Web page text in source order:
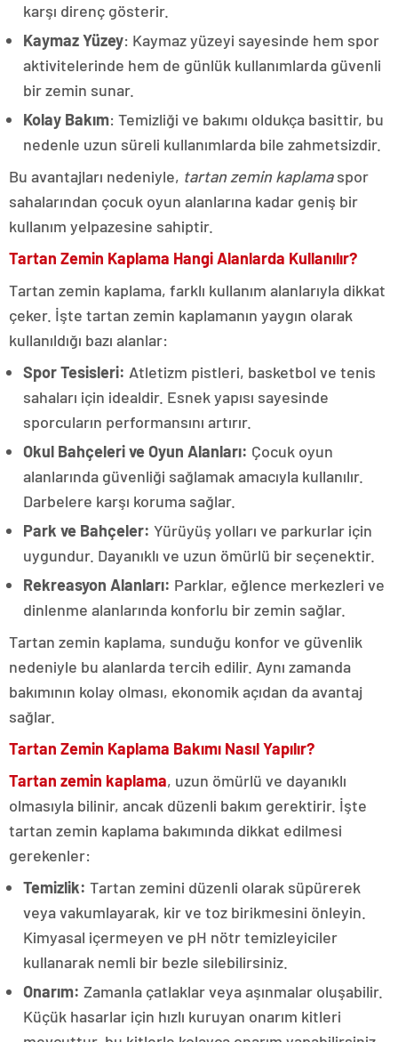
karşı direnç gösterir.
Kaymaz Yüzey: Kaymaz yüzeyi sayesinde hem spor
aktivitelerinde hem de günlük kullanımlarda güvenli
bir zemin sunar.
Kolay Bakım: Temizliği ve bakımı oldukça basittir, bu
nedenle uzun süreli kullanımlarda bile zahmetsizdir.
Bu avantajları nedeniyle, tartan zemin kaplamaspor
sahalarından çocuk oyun alanlarına kadar geniş bir
kullanım yelpazesine sahiptir.
Tartan Zemin Kaplama Hangi Alanlarda Kullanılır?
Tartan zemin kaplama, farklı kullanım alanlarıyla dikkat
çeker. İşte tartan zemin kaplamanın yaygın olarak
kullanıldığı bazı alanlar:
Spor Tesisleri: Atletizm pistleri, basketbol ve tenis
sahaları için idealdir. Esnek yapısı sayesinde
sporcuların performansını artırır.
Okul Bahçeleri ve Oyun Alanları: Çocuk oyun
alanlarında güvenliği sağlamak amacıyla kullanılır.
Darbelere karşı koruma sağlar.
Park ve Bahçeler: Yürüyüş yolları ve parkurlar için
uygundur. Dayanıklı ve uzun ömürlü bir seçenektir.
Rekreasyon Alanları: Parklar, eğlence merkezleri ve
dinlenme alanlarında konforlu bir zemin sağlar.
Tartan zemin kaplama, sunduğu konfor ve güvenlik
nedeniyle bu alanlarda tercih edilir. Aynı zamanda
bakımının kolay olması, ekonomik açıdan da avantaj
sağlar.
Tartan Zemin Kaplama Bakımı Nasıl Yapılır?
Tartan zemin kaplama, uzun ömürlü ve dayanıklı
olmasıyla bilinir, ancak düzenli bakım gerektirir. İşte
tartan zemin kaplama bakımında dikkat edilmesi
gerekenler:
Temizlik: Tartan zemini düzenli olarak süpürerek
veya vakumlayarak, kir ve toz birikmesini önleyin.
Kimyasal içermeyen ve pH nötr temizleyiciler
kullanarak nemli bir bezle silebilirsiniz.
Onarım: Zamanla çatlaklar veya aşınmalar oluşabilir.
Küçük hasarlar için hızlı kuruyan onarım kitleri